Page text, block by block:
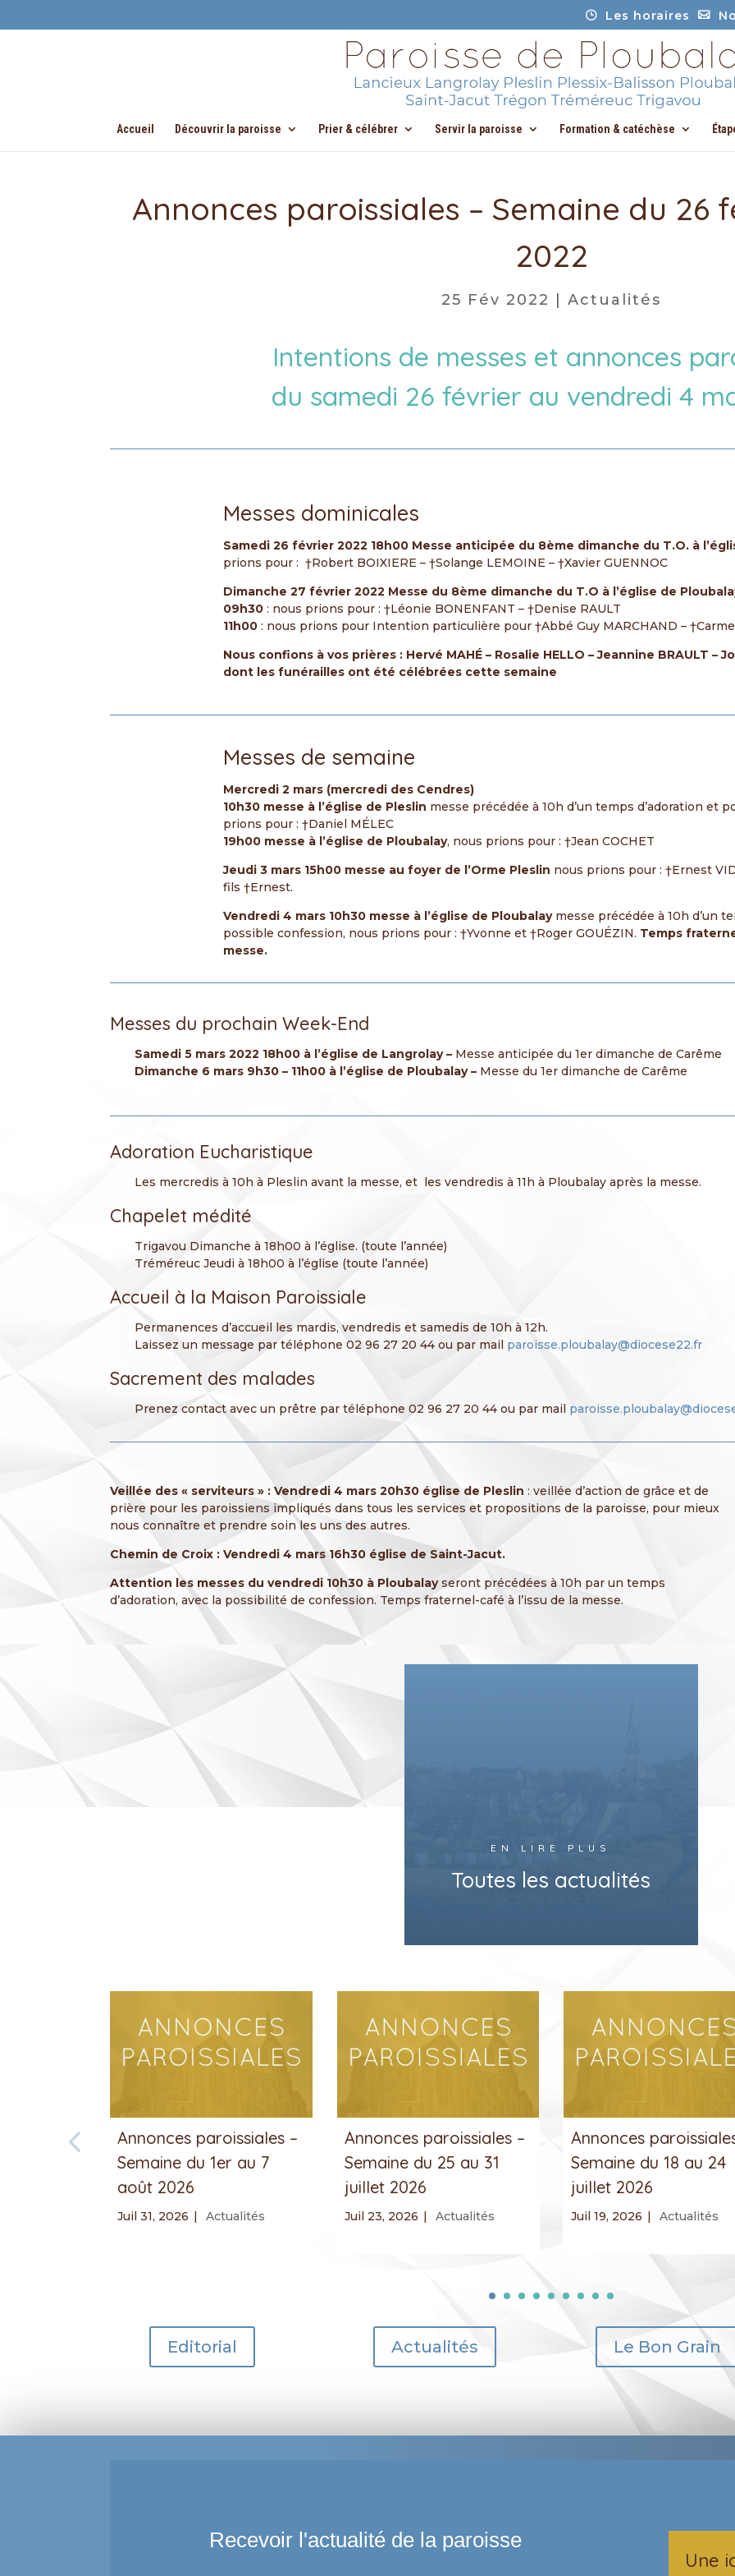
Les horaires
Accueil Découvrir la paroisse Prier & célébrer Servir la paroisse Formation & catéchèse
Annonces paroissiales – Semaine du 26
2022
25 Fév 2022 Actualités
Intentions de messes et annonces
du samedi 26 février au vendredi 4
Messes dominicales
Samedi 26 février 2022 18h00 Messe anticipée du 8ème dimanche du T.O. à
prions pour : †Robert BOIXIERE – †Solange LEMOINE – †Xavier GUENNOC
Dimanche 27 février 2022 Messe du 8ème dimanche du T.O à l’église de
09h30 : nous prions pour : †Léonie BONENFANT – †Denise RAULT
11h00 : nous prions pour Intention particulière pour †Abbé Guy MARCHAND –
Nous confions à vos prières : Hervé MAHÉ – Rosalie HELLO – Jeannine BRAULT –
dont les funérailles ont été célébrées cette semaine
Messes de semaine
Mercredi 2 mars (mercredi des Cendres)
10h30 messe à l’église de Pleslin messe précédée à 10h d’un temps d’adoration et
prions pour : †Daniel MÉLEC
19h00 messe à l’église de Ploubalay, nous prions pour : †Jean COCHET
Jeudi 3 mars 15h00 messe au foyer de l’Orme Pleslin nous prions pour : †Ernest
fils †Ernest.
Vendredi 4 mars 10h30 messe à l’église de Ploubalay messe précédée à 10h d’un
possible confession, nous prions pour : †Yvonne et †Roger GOUÉZIN. Temps
messe.
Messes du prochain Week-End
Samedi 5 mars 2022 18h00 à l’église de Langrolay – Messe anticipée du 1er dimanche de Carême
Dimanche 6 mars 9h30 – 11h00 à l’église de Ploubalay – Messe du 1er dimanche de Carême
Adoration Eucharistique
Les mercredis à 10h à Pleslin avant la messe, et les vendredis à 11h à Ploubalay après la messe.
Chapelet médité
Trigavou Dimanche à 18h00 à l’église. (toute l’année)
Tréméreuc Jeudi à 18h00 à l’église (toute l’année)
Accueil à la Maison Paroissiale
Permanences d’accueil les mardis, vendredis et samedis de 10h à 12h.
Laissez un message par téléphone 02 96 27 20 44 ou par mail paroisse.ploubalay@diocese22.fr
Sacrement des malades
Prenez contact avec un prêtre par téléphone 02 96 27 20 44 ou par mail
Veillée des « serviteurs » : Vendredi 4 mars 20h30 église de Pleslin : veillée d’action de grâce et de
prière pour les paroissiens impliqués dans tous les services et propositions de la paroisse, pour mieux
nous connaître et prendre soin les uns des autres.
Chemin de Croix : Vendredi 4 mars 16h30 église de Saint-Jacut.
Attention les messes du vendredi 10h30 à Ploubalayseront précédées à 10h par un temps
d’adoration, avec la possibilité de confession. Temps fraternel-café à l’issu de la messe.
EN LIRE PLUS
Toutes les actualités
Annonces paroissiales –
Semaine du 1er au 7
août 2026
Juil 31, 2026 | Actualités
Annonces paroissiales –
Semaine du 25 au 31
juillet 2026
Juil 23, 2026 | Actualités
Annonces
Semaine du 18 au 24
juillet 2026
Juil 19, 2026 | Actualités
Editorial Actualités Le Bon Grain
Une